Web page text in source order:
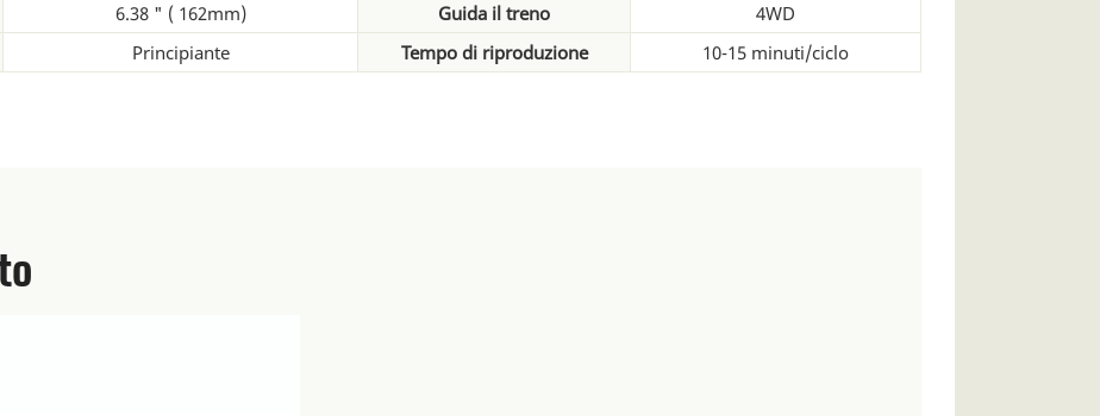
6.38 " ( 162mm) Guida il treno
4WD
Principiante Tempo di riproduzione 10-15 minuti/ciclo